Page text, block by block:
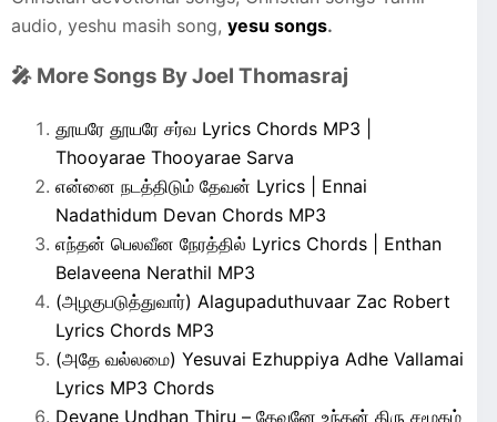
audio, yeshu masih song, yesu songs.
🎤 More Songs By Joel Thomasraj
தூயரே தூயரே சர்வ Lyrics Chords MP3 |
Thooyarae Thooyarae Sarva
என்னை நடத்திடும் தேவன் Lyrics | Ennai
Nadathidum Devan Chords MP3
எந்தன் பெலவீன நேரத்தில் Lyrics Chords | Enthan
Belaveena Nerathil MP3
(அழகுபடுத்துவார்) Alagupaduthuvaar Zac Robert
Lyrics Chords MP3
(அதே வல்லமை) Yesuvai Ezhuppiya Adhe Vallamai
Lyrics MP3 Chords
Devane Undhan Thiru – தேவனே உந்தன் திரு சமூகம்